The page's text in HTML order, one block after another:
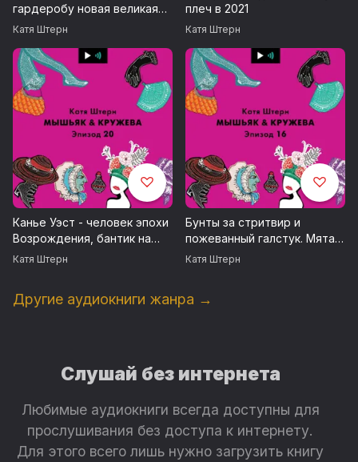
гардеробу новая великая
депрессия? Заимствуем
депрессивных 30-х
Катя Штерн
плеч в 2021
Катя Штерн
Канье Уэст - человек эпохи
Возрождения, бантик на
ширинке и заимствования у
Катя Штерн
Бунты за стритвир и
пожеванный галстук. Мятая
мода 2020
Катя Штерн
Другие аудиокниги жанра →
Слушай без интернета
Любимые аудиокниги всегда доступны для
прослушивания без доступа к интернету.
Для этого всего лишь нужно загрузить книгу